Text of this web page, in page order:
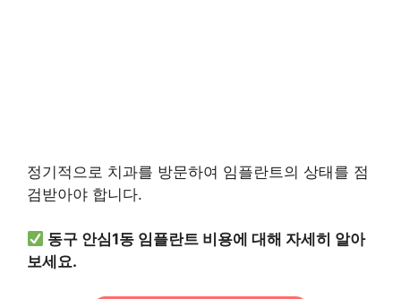
정기적으로 치과를 방문하여 임플란트의 상태를 점
검받아야 합니다.
동구 안심1동 임플란트 비용에 대해 자세히 알아
보세요.